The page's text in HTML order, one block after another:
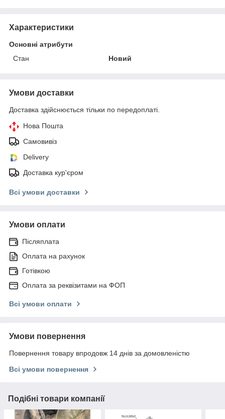
Характеристики
Основні атрибути
Стан
Новий
Умови доставки
Доставка здійснюється тільки по передоплаті.
Нова Пошта
Самовивіз
Delivery
Доставка кур'єром
Всі умови доставки
Умови оплати
Післяплата
Оплата на рахунок
Готівкою
Оплата за реквізитами на ФОП
Всі умови оплати
Умови повернення
Повернення товару впродовж 14 днів за домовленістю
Всі умови повернення
Подібні товари компанії